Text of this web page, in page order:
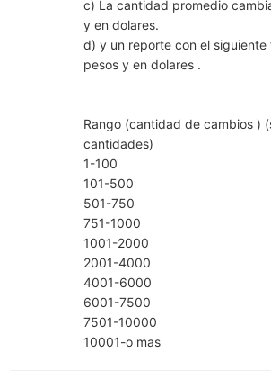
c) La cantidad promedio
y en dolares.
d) y un reporte con el siguiente
pesos y en dolares .
Rango (cantidad de cambios )
cantidades)
1-100
101-500
501-750
751-1000
1001-2000
2001-4000
4001-6000
6001-7500
7501-10000
10001-o mas